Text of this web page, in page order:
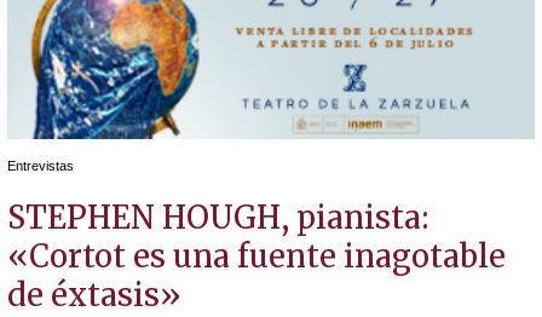
Entrevistas
STEPHEN HOUGH, pianista:
«Cortot es una fuente inagotable
de éxtasis»